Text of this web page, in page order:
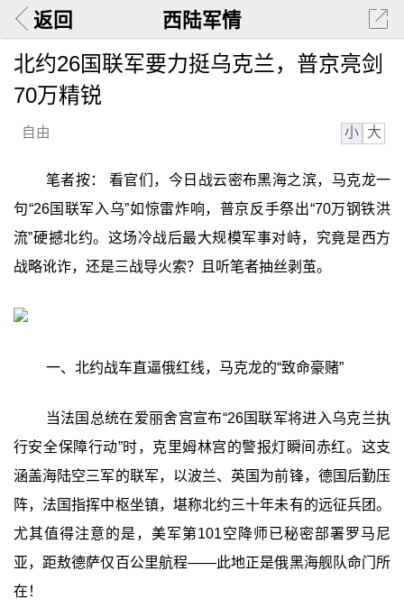
返回 西陆军情
北约26国联军要力挺乌克兰，普京亮剑
70万精锐
自由 小 大
笔者按： 看官们，今日战云密布黑海之滨，马克龙一
句“26国联军入乌”如惊雷炸响，普京反手祭出“70万钢铁洪
流”硬撼北约。这场冷战后最大规模军事对峙，究竟是西方
战略讹诈，还是三战导火索？且听笔者抽丝剥茧。
一、北约战车直逼俄红线，马克龙的“致命豪赌”
当法国总统在爱丽舍宫宣布“26国联军将进入乌克兰执
行安全保障行动”时，克里姆林宫的警报灯瞬间赤红。这支
涵盖海陆空三军的联军，以波兰、英国为前锋，德国后勤压
阵，法国指挥中枢坐镇，堪称北约三十年未有的远征兵团。
尤其值得注意的是，美军第101空降师已秘密部署罗马尼
亚，距敖德萨仅百公里航程——此地正是俄黑海舰队命门所
在！